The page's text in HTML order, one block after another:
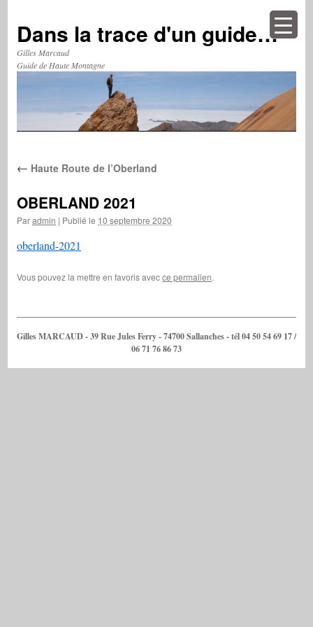
contenu
Dans la trace d'un guide…
Gilles Marcaud
Guide de Haute Montagne
← Haute Route de l’Oberland
OBERLAND 2021
Paradmin | Publié le 10 septembre 2020
oberland-2021
Vous pouvez la mettre en favoris avecce permalien.
Gilles MARCAUD - 39 Rue Jules Ferry - 74700 Sallanches - tél 04 50 54 69 17 /
06 71 76 86 73